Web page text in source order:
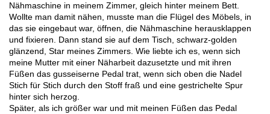
Nähmaschine in meinem Zimmer, gleich hinter meinem Bett.
Wollte man damit nähen, musste man die Flügel des Möbels, in
das sie eingebaut war, öffnen, die Nähmaschine herausklappen
und fixieren. Dann stand sie auf dem Tisch, schwarz-golden
glänzend, Star meines Zimmers. Wie liebte ich es, wenn sich
meine Mutter mit einer Näharbeit dazusetzte und mit ihren
Füßen das gusseiserne Pedal trat, wenn sich oben die Nadel
Stich für Stich durch den Stoff fraß und eine gestrichelte Spur
hinter sich herzog.
Später, als ich größer war und mit meinen Füßen das Pedal